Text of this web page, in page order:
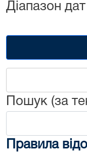
Діапазон
Пошук (за
Правила